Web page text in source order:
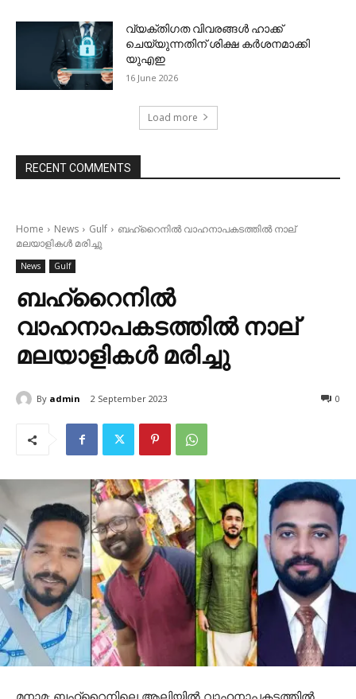
വ്യക്തിഗത വിവരങ്ങള്‍ ഹാക്ക്
ചെയ്യുന്നതിന് ശിക്ഷ കര്‍ശനമാക്കി
യുഎഇ
16 June 2026
Load more
RECENT COMMENTS